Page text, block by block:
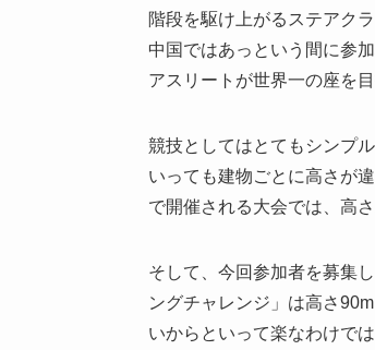
階段を駆け上がるステアク
中国ではあっという間に参
アスリートが世界一の座を
競技としてはとてもシンプ
いっても建物ごとに高さが
で開催される大会では、高
そして、今回参加者を募集
ングチャレンジ」は高さ
いからといって楽なわけでは